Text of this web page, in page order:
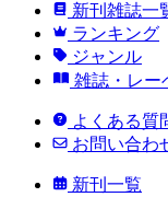
新刊雑誌一
ランキング
ジャンル
雑誌・レー
よくある質
お問い合わ
新刊一覧